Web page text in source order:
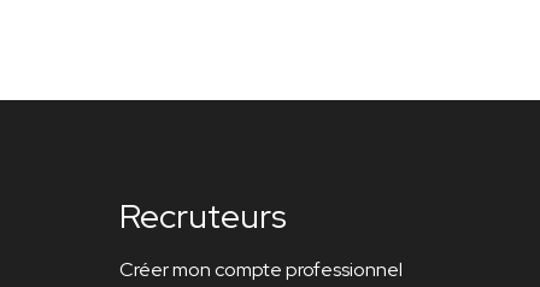
Recruteurs
Créer mon compte professionnel